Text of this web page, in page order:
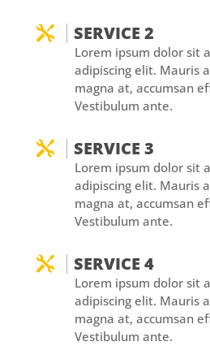
 SERVICE 2
Lorem ipsum dolor sit
adipiscing elit. Mauris
magna at, accumsan
Vestibulum ante.
 SERVICE 3
Lorem ipsum dolor sit
adipiscing elit. Mauris
magna at, accumsan
Vestibulum ante.
 SERVICE 4
Lorem ipsum dolor sit
adipiscing elit. Mauris
magna at, accumsan
Vestibulum ante.